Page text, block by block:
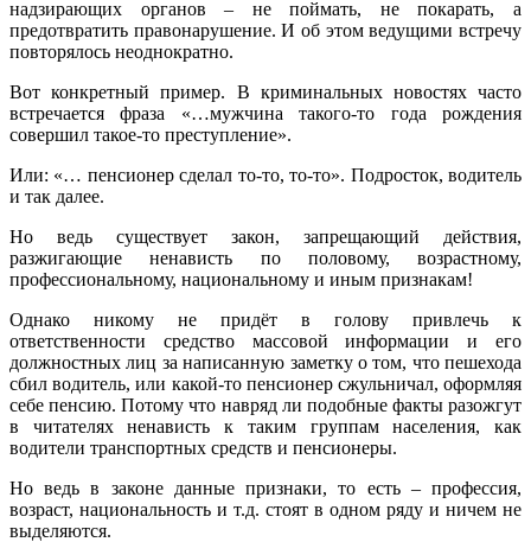
надзирающих органов – не поймать, не покарать, а
предотвратить правонарушение. И об этом ведущими встречу
повторялось неоднократно.
Вот конкретный пример. В криминальных новостях часто
встречается фраза «…мужчина такого-то года рождения
совершил такое-то преступление».
Или: «… пенсионер сделал то-то, то-то». Подросток, водитель
и так далее.
Но ведь существует закон, запрещающий действия,
разжигающие ненависть по половому, возрастному,
профессиональному, национальному и иным признакам!
Однако никому не придёт в голову привлечь к
ответственности средство массовой информации и его
должностных лиц за написанную заметку о том, что пешехода
сбил водитель, или какой-то пенсионер сжульничал, оформляя
себе пенсию. Потому что навряд ли подобные факты разожгут
в читателях ненависть к таким группам населения, как
водители транспортных средств и пенсионеры.
Но ведь в законе данные признаки, то есть – профессия,
возраст, национальность и т.д. стоят в одном ряду и ничем не
выделяются.